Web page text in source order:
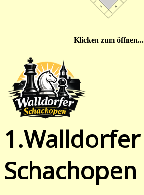
Klicken zum öffnen...
1.Walldorfer
Schachopen